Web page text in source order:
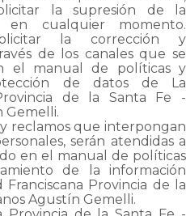
la supresión de la
en cualquier momento.
la corrección y
de los canales que se
el manual de políticas y
de datos de La
de la Santa Fe -
Gemelli.
reclamos que interpongan
serán atendidas a
en el manual de políticas
de la información
Provincia de la
Agustín Gemelli.